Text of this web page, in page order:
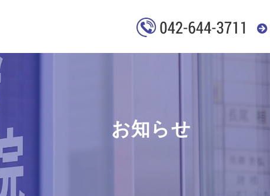
お知らせ